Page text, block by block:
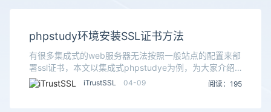
phpstudy环境安装SSL证书方法
有很多集成式的web服务器无法按照一般站点的配置来部
署ssl证书，本文以集成式phpstudye为例，为大家介绍
phpstudy环境安装配置SSL证书方法。首先，确保你的
iTrustSSL 04-09 阅读：195